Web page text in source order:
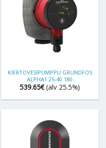
KIERTOVESIPUMPPU GRUNDFOS
ALPHA1 25-40 180
539.65€ (alv 25.5%)